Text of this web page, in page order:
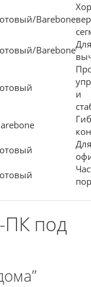
Barebone
Barebone
и
ПК под